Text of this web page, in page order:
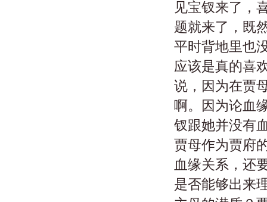
见宝钗来了，
题就来了，既
平时背地里也
应该是真的喜
说，因为在贾
啊。因为论血
钗跟她并没有
贾母作为贾府
血缘关系，还
是否能够出来